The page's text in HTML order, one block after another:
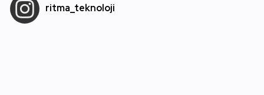
ritma_teknoloji